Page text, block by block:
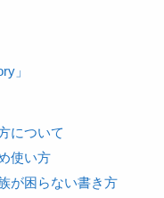
」
について
使い方
が困らない書き方